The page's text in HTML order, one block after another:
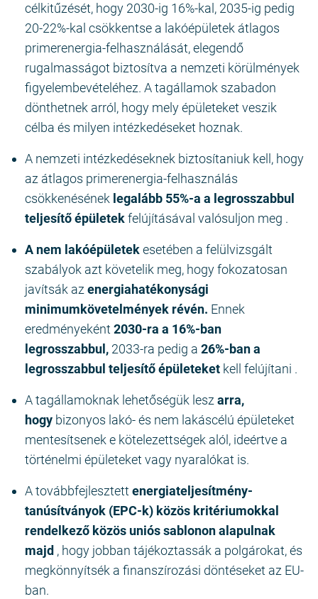
célkitűzését, hogy 2030-ig 16%-kal, 2035-ig pedig
20-22%-kal csökkentse a lakóépületek átlagos
primerenergia-felhasználását, elegendő
rugalmasságot biztosítva a nemzeti körülmények
figyelembevételéhez. A tagállamok szabadon
dönthetnek arról, hogy mely épületeket veszik
célba és milyen intézkedéseket hoznak.
A nemzeti intézkedéseknek biztosítaniuk kell, hogy
az átlagos primerenergia-felhasználás
csökkenésének legalább 55%-a a legrosszabbul
teljesítő épületekfelújításával valósuljon meg .
A nem lakóépületekesetében a felülvizsgált
szabályok azt követelik meg, hogy fokozatosan
javítsák az energiahatékonysági
minimumkövetelmények révén. Ennek
eredményeként 2030-ra a 16%-ban
legrosszabbul, 2033-ra pedig a 26%-ban a
legrosszabbul teljesítő épületeket kell felújítani .
A tagállamoknak lehetőségük lesz arra,
hogy bizonyos lakó- és nem lakáscélú épületeket
mentesítsenek e kötelezettségek alól, ideértve a
történelmi épületeket vagy nyaralókat is.
A továbbfejlesztett energiateljesítmény-
tanúsítványok (EPC-k) közös kritériumokkal
rendelkező közös uniós sablonon alapulnak
majd , hogy jobban tájékoztassák a polgárokat, és
megkönnyítsék a finanszírozási döntéseket az EU-
ban.